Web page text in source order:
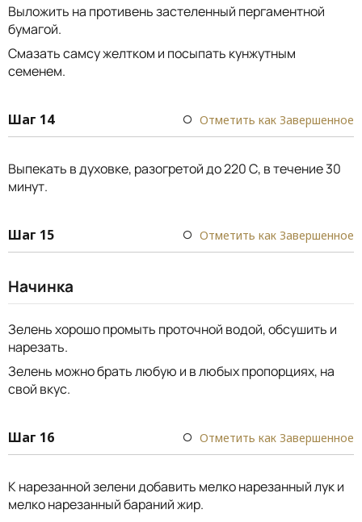
Выложить на противень застеленный пергаментной
бумагой.
Смазать самсу желтком и посыпать кунжутным
семенем.
Шаг 14 Отметить как Завершенное
Выпекать в духовке, разогретой до 220 С, в течение 30
минут.
Шаг 15 Отметить как Завершенное
Начинка
Зелень хорошо промыть проточной водой, обсушить и
нарезать.
Зелень можно брать любую и в любых пропорциях, на
свой вкус.
Шаг 16 Отметить как Завершенное
К нарезанной зелени добавить мелко нарезанный лук и
мелко нарезанный бараний жир.